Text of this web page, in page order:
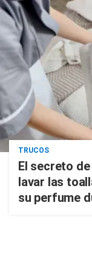
TRUCOS
El secreto
lavar las
su perfume